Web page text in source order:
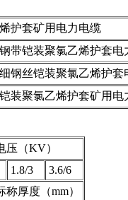
护套矿用电力电缆
带铠装聚氯乙烯护套电
钢丝铠装聚氯乙烯护套
装聚氯乙烯护套矿用电
压（KV）
1.8/3
3.6/6
称厚度（mm）